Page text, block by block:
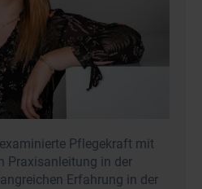
Pflegekraft mit
Praxisanleitung in der
Erfahrung in der